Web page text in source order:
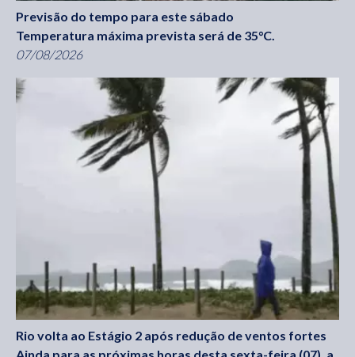
Previsão do tempo para este sábado
Temperatura máxima prevista será de 35°C.
07/08/2026
Rio volta ao Estágio 2 após redução de ventos fortes
Ainda para as próximas horas desta sexta-feira (07), a